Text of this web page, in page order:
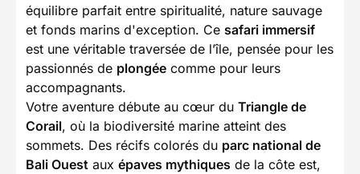
équilibre parfait entre spiritualité, nature sauvage
et fonds marins d'exception. Ce safari immersif
est une véritable traversée de l’île, pensée pour les
passionnés de plongée comme pour leurs
accompagnants.
Votre aventure débute au cœur du Triangle de
Corail, où la biodiversité marine atteint des
sommets. Des récifs colorés du parc national de
Bali Ouest aux épaves mythiques de la côte est,